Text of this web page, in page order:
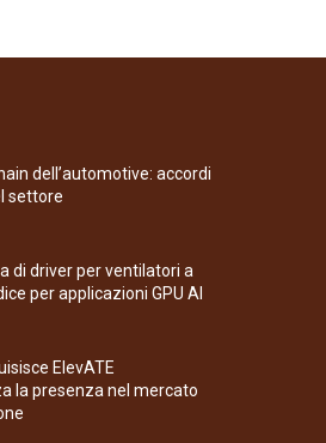
dell’automotive: accordi
settore
di driver per ventilatori a
per applicazioni GPU AI
ElevATE
la presenza nel mercato